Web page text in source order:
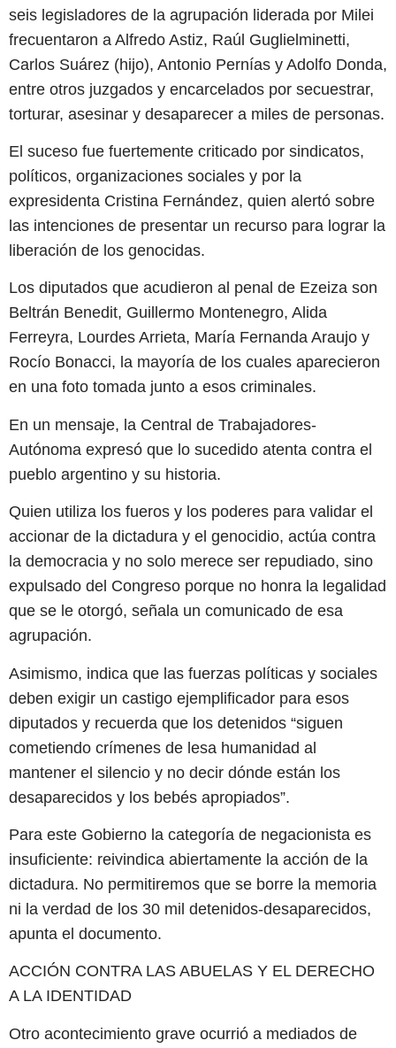
seis legisladores de la agrupación liderada por Milei
frecuentaron a Alfredo Astiz, Raúl Guglielminetti,
Carlos Suárez (hijo), Antonio Pernías y Adolfo Donda,
entre otros juzgados y encarcelados por secuestrar,
torturar, asesinar y desaparecer a miles de personas.
El suceso fue fuertemente criticado por sindicatos,
políticos, organizaciones sociales y por la
expresidenta Cristina Fernández, quien alertó sobre
las intenciones de presentar un recurso para lograr la
liberación de los genocidas.
Los diputados que acudieron al penal de Ezeiza son
Beltrán Benedit, Guillermo Montenegro, Alida
Ferreyra, Lourdes Arrieta, María Fernanda Araujo y
Rocío Bonacci, la mayoría de los cuales aparecieron
en una foto tomada junto a esos criminales.
En un mensaje, la Central de Trabajadores-
Autónoma expresó que lo sucedido atenta contra el
pueblo argentino y su historia.
Quien utiliza los fueros y los poderes para validar el
accionar de la dictadura y el genocidio, actúa contra
la democracia y no solo merece ser repudiado, sino
expulsado del Congreso porque no honra la legalidad
que se le otorgó, señala un comunicado de esa
agrupación.
Asimismo, indica que las fuerzas políticas y sociales
deben exigir un castigo ejemplificador para esos
diputados y recuerda que los detenidos “siguen
cometiendo crímenes de lesa humanidad al
mantener el silencio y no decir dónde están los
desaparecidos y los bebés apropiados”.
Para este Gobierno la categoría de negacionista es
insuficiente: reivindica abiertamente la acción de la
dictadura. No permitiremos que se borre la memoria
ni la verdad de los 30 mil detenidos-desaparecidos,
apunta el documento.
ACCIÓN CONTRA LAS ABUELAS Y EL DERECHO
A LA IDENTIDAD
Otro acontecimiento grave ocurrió a mediados de